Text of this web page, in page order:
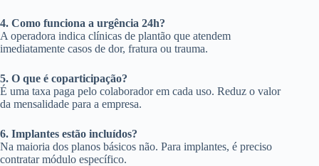
4. Como funciona a urgência 24h?
A operadora indica clínicas de plantão que atendem
imediatamente casos de dor, fratura ou trauma.
5. O que é coparticipação?
É uma taxa paga pelo colaborador em cada uso. Reduz o valor
da mensalidade para a empresa.
6. Implantes estão incluídos?
Na maioria dos planos básicos não. Para implantes, é preciso
contratar módulo específico.